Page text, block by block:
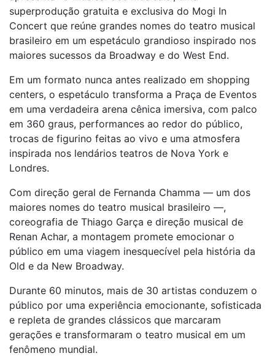
superprodução gratuita e exclusiva do Mogi In
Concert que reúne grandes nomes do teatro musical
brasileiro em um espetáculo grandioso inspirado nos
maiores sucessos da Broadway e do West End.
Em um formato nunca antes realizado em shopping
centers, o espetáculo transforma a Praça de Eventos
em uma verdadeira arena cênica imersiva, com palco
em 360 graus, performances ao redor do público,
trocas de figurino feitas ao vivo e uma atmosfera
inspirada nos lendários teatros de Nova York e
Londres.
Com direção geral de Fernanda Chamma — um dos
maiores nomes do teatro musical brasileiro —,
coreografia de Thiago Garça e direção musical de
Renan Achar, a montagem promete emocionar o
público em uma viagem inesquecível pela história da
Old e da New Broadway.
Durante 60 minutos, mais de 30 artistas conduzem o
público por uma experiência emocionante, sofisticada
e repleta de grandes clássicos que marcaram
gerações e transformaram o teatro musical em um
fenômeno mundial.